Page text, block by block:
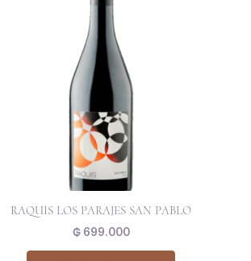
RAQUIS LOS PARAJES SAN PABLO
₲699.000